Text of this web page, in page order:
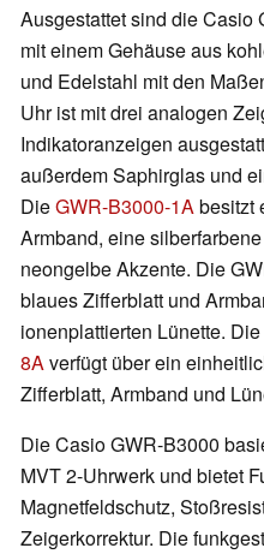
Ausgestattet sind die Casio
mit einem Gehäuse aus
und Edelstahl mit den
Uhr ist mit drei analogen
Indikatoranzeigen
außerdem Saphirglas und
DieGWR-B3000-1Abesitzt
Armband, eine
neongelbe Akzente. Die
blaues Zifferblatt und
ionenplattierten Lünette.
8Averfügt über ein
Zifferblatt, Armband und
Die Casio GWR-B3000
MVT 2-Uhrwerk und bietet
Magnetfeldschutz,
Zeigerkorrektur. Die